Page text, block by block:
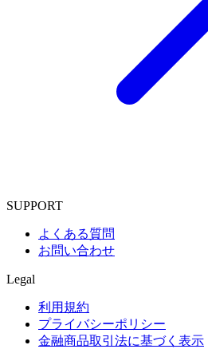
SUPPORT
よくある質問
お問い合わせ
Legal
利用規約
プライバシーポリシー
金融商品取引法に基づく表示